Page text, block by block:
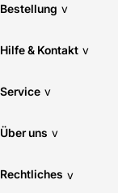
Bestellung v
Hilfe & Kontakt v
Service v
Über uns v
Rechtliches v